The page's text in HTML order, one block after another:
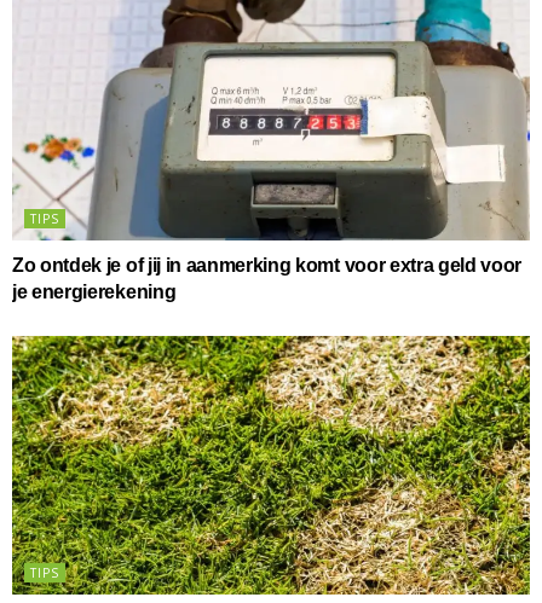
TIPS
Zo ontdek je of jij in aanmerking komt voor extra geld voor
je energierekening
TIPS